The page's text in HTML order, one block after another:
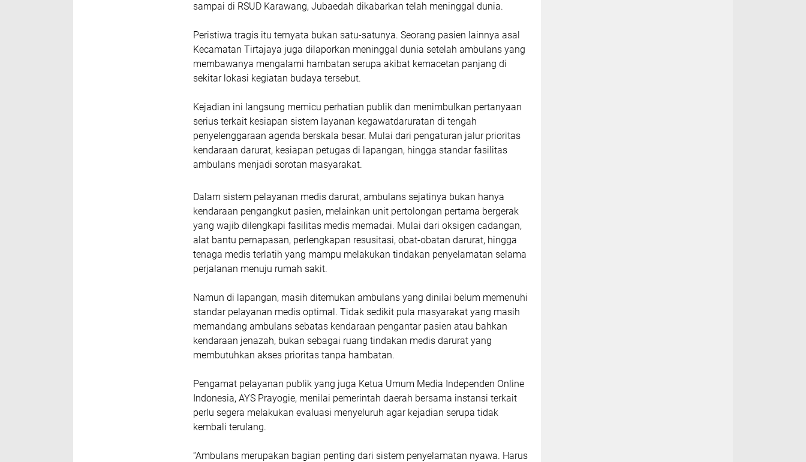
sampai di RSUD Karawang, Jubaedah dikabarkan telah meninggal dunia.
Peristiwa tragis itu ternyata bukan satu-satunya. Seorang pasien lainnya asal
Kecamatan Tirtajaya juga dilaporkan meninggal dunia setelah ambulans yang
membawanya mengalami hambatan serupa akibat kemacetan panjang di
sekitar lokasi kegiatan budaya tersebut.
Kejadian ini langsung memicu perhatian publik dan menimbulkan pertanyaan
serius terkait kesiapan sistem layanan kegawatdaruratan di tengah
penyelenggaraan agenda berskala besar. Mulai dari pengaturan jalur prioritas
kendaraan darurat, kesiapan petugas di lapangan, hingga standar fasilitas
ambulans menjadi sorotan masyarakat.
Dalam sistem pelayanan medis darurat, ambulans sejatinya bukan hanya
kendaraan pengangkut pasien, melainkan unit pertolongan pertama bergerak
yang wajib dilengkapi fasilitas medis memadai. Mulai dari oksigen cadangan,
alat bantu pernapasan, perlengkapan resusitasi, obat-obatan darurat, hingga
tenaga medis terlatih yang mampu melakukan tindakan penyelamatan selama
perjalanan menuju rumah sakit.
Namun di lapangan, masih ditemukan ambulans yang dinilai belum memenuhi
standar pelayanan medis optimal. Tidak sedikit pula masyarakat yang masih
memandang ambulans sebatas kendaraan pengantar pasien atau bahkan
kendaraan jenazah, bukan sebagai ruang tindakan medis darurat yang
membutuhkan akses prioritas tanpa hambatan.
Pengamat pelayanan publik yang juga Ketua Umum Media Independen Online
Indonesia, AYS Prayogie, menilai pemerintah daerah bersama instansi terkait
perlu segera melakukan evaluasi menyeluruh agar kejadian serupa tidak
kembali terulang.
“Ambulans merupakan bagian penting dari sistem penyelamatan nyawa. Harus